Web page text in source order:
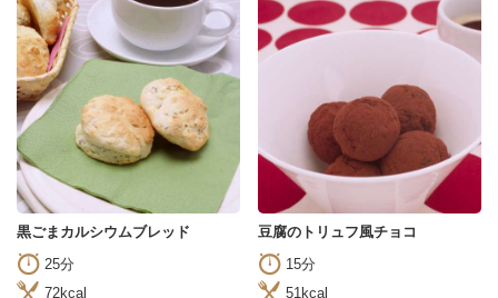
黒ごまカルシウムブレッド
25分
72kcal
豆腐のトリュフ風チョコ
15分
51kcal